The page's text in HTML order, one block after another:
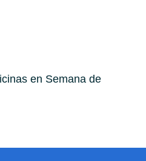
en Semana de